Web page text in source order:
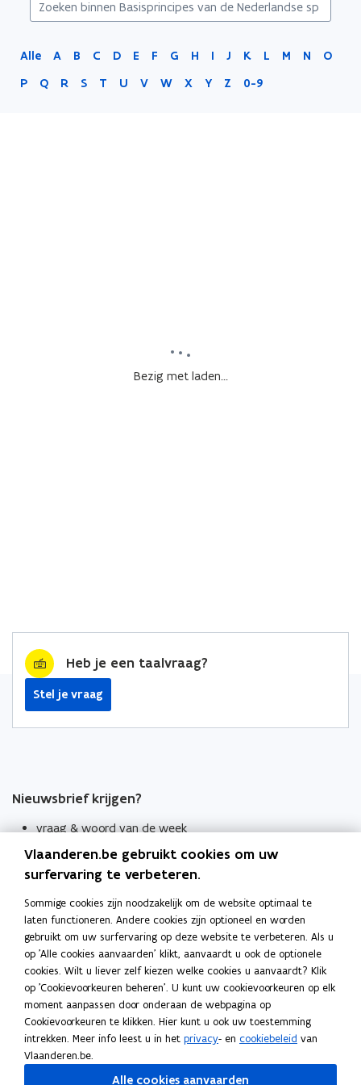
Alle A B C D E F G H I J K L M N
O
P
Q R S T U V W X Y Z 0-9
Bezig met laden...
Heb je een taalvraag?
Stel je vraag
Nieuwsbrief krijgen?
vraag & woord van de week
wekelijks in je mailbox
Schrijf je in
Thema's
Taaladviezen
Spellingregels
Tips voor duidelijke taal
Bekijk ook
Spellingtests
Vlaanderen.be gebruikt cookies om uw
surfervaring te verbeteren.
Sommige cookies zijn noodzakelijk om de website optimaal te
laten functioneren. Andere cookies zijn optioneel en worden
gebruikt om uw surfervaring op deze website te verbeteren. Als u
op 'Alle cookies aanvaarden' klikt, aanvaardt u ook de optionele
cookies. Wilt u liever zelf kiezen welke cookies u aanvaardt? Klik
op 'Cookievoorkeuren beheren'. U kunt uw cookievoorkeuren op elk
moment aanpassen door onderaan de webpagina op
Cookievoorkeuren te klikken. Hier kunt u ook uw toestemming
intrekken. Meer info leest u in het privacy- en cookiebeleid van
Vlaanderen.be.
Alle cookies aanvaarden